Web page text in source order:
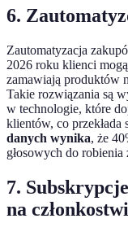
6.
Zautomatyzacja
2026 roku klienci
zamawiają produktów
Takie rozwiązania są
w technologie, które
klientów, co
danych wynika, że
głosowych do
7.
na